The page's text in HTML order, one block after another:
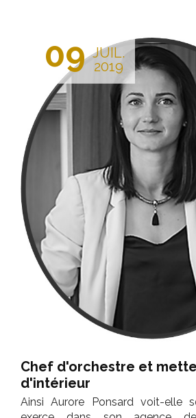
09 JUIL.
2019
Chef d'orchestre et
d'intérieur
Ainsi Aurore Ponsard voit-elle